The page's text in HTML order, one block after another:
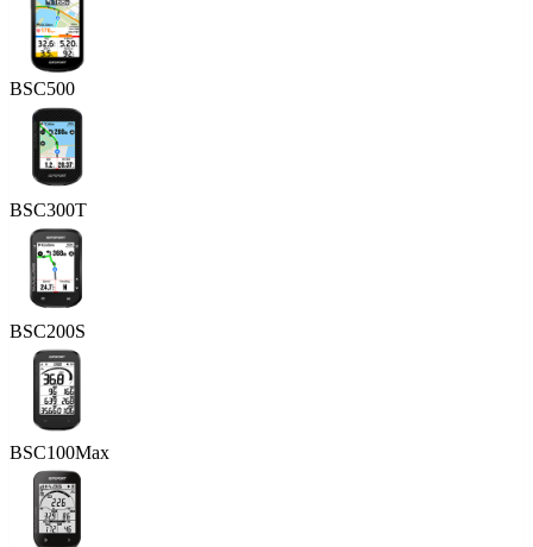
BSC500
BSC300T
BSC200S
BSC100Max